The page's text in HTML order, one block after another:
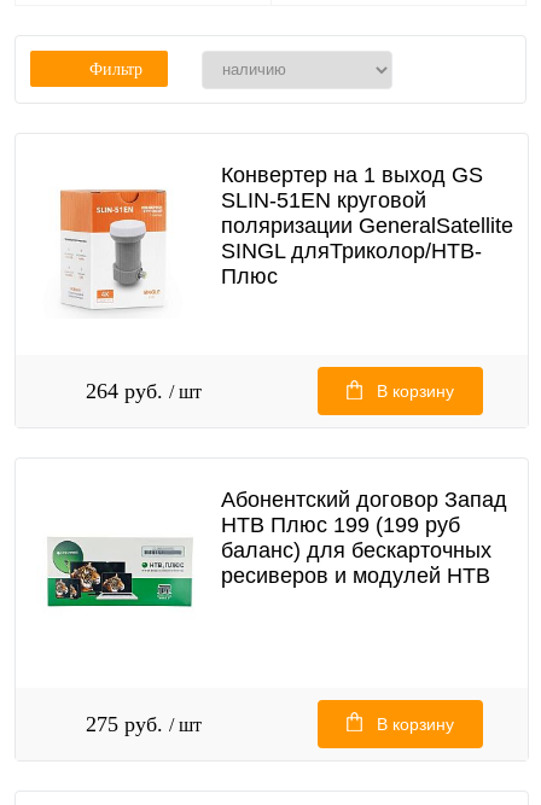
Фильтр
Конвертер на 1 выход GS
SLIN-51EN круговой
поляризации GeneralSatellite
SINGL дляТриколор/НТВ-
Плюс
264 руб. / шт В корзину
Абонентский договор Запад
НТВ Плюс 199 (199 руб
баланс) для бескарточных
ресиверов и модулей НТВ
275 руб. / шт В корзину